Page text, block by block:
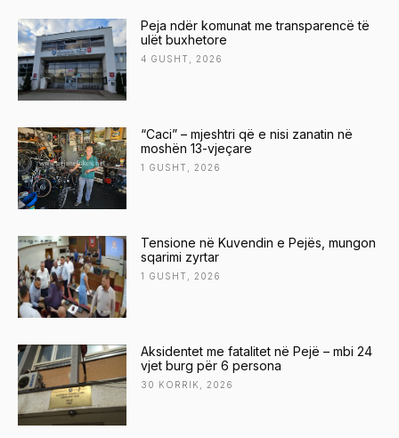
Peja ndër komunat me transparencë të
ulët buxhetore
4 GUSHT, 2026
“Caci” – mjeshtri që e nisi zanatin në
moshën 13-vjeçare
1 GUSHT, 2026
Tensione në Kuvendin e Pejës, mungon
sqarimi zyrtar
1 GUSHT, 2026
Aksidentet me fatalitet në Pejë – mbi 24
vjet burg për 6 persona
30 KORRIK, 2026